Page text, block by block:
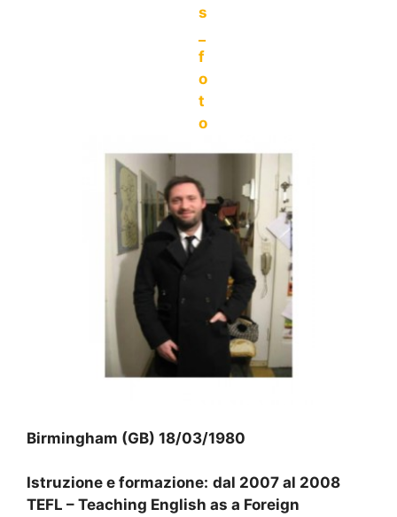
Birmingham (GB) 18/03/1980
Istruzione e formazione: dal 2007 al 2008
TEFL – Teaching English as a Foreign